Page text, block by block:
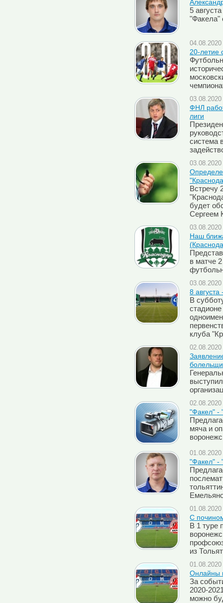
5
"Факела"
20-летие
ФНЛ
лиги
система
Встречу
будет
Сергеем
Наш
в матче
8
В
клуба
"Факел" -
мяча и
"Факел" -
C
В 1 туре
из
Онлайны
За
2020-
можно